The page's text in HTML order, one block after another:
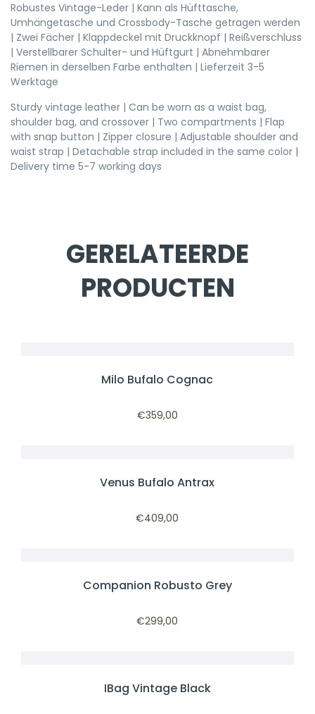
Robustes Vintage-Leder | Kann als Hüfttasche,
Umhängetasche und Crossbody-Tasche getragen werden
| Zwei Fächer | Klappdeckel mit Druckknopf | Reißverschluss
| Verstellbarer Schulter- und Hüftgurt | Abnehmbarer
Riemen in derselben Farbe enthalten | Lieferzeit 3-5
Werktage
Sturdy vintage leather | Can be worn as a waist bag,
shoulder bag, and crossover | Two compartments | Flap
with snap button | Zipper closure | Adjustable shoulder and
waist strap | Detachable strap included in the same color |
Delivery time 5-7 working days
GERELATEERDE
PRODUCTEN
Milo Bufalo Cognac
€359,00
Venus Bufalo Antrax
€409,00
Companion Robusto Grey
€299,00
IBag Vintage Black